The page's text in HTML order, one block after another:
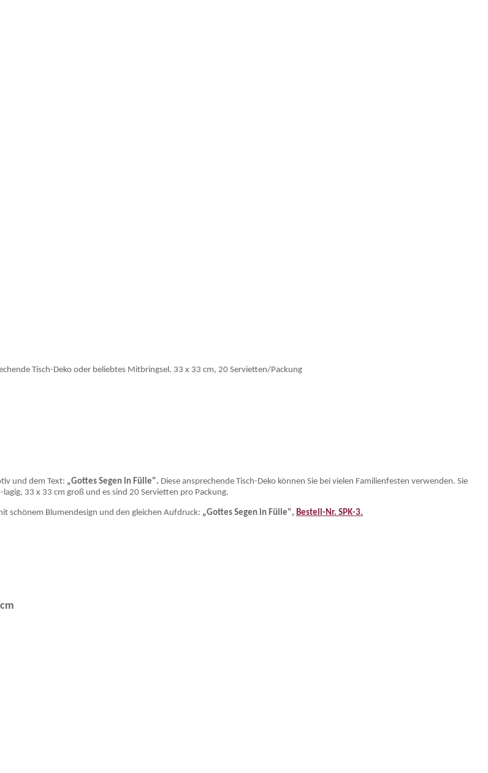
Tisch-Deko oder beliebtes Mitbringsel. 33 x 33 cm, 20 Servietten/Packung
und dem Text: „Gottes Segen in Fülle". Diese ansprechende Tisch-Deko können Sie bei vielen Familienfesten verwenden. Sie
33 x 33 cm groß und es sind 20 Servietten pro Packung.
schönem Blumendesign und den gleichen Aufdruck: „Gottes Segen in Fülle", Bestell-Nr. SPK-3.